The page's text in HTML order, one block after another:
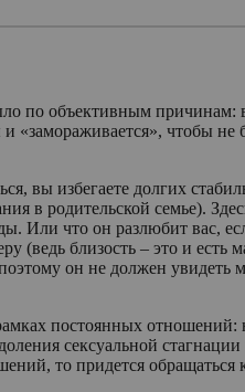
по объективным
чтобы не
вы избегаете долгих
в родительской семье).
Или что он разлюбит
(ведь близость – это и
он не должен увидеть
постоянных отношений:
сексуальной
то придется обращаться